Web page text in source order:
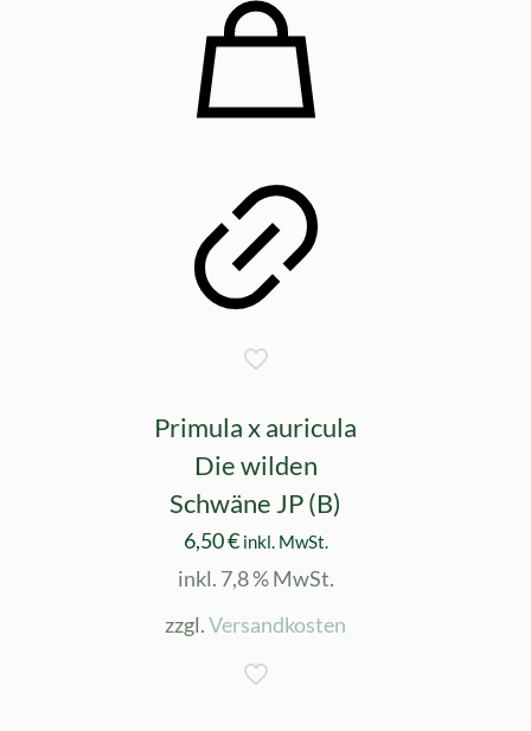
Primula x auricula
Die wilden
Schwäne JP (B)
6,50€ inkl. MwSt.
inkl. 7,8 % MwSt.
zzgl.Versandkosten